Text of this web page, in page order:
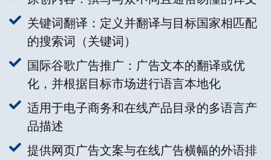
关键词翻译：定义并翻译与目标国家相匹配
的搜索词（关键词）
国际谷歌广告推广：广告文本的翻译或优
化，并根据目标市场进行语言本地化
适用于电子商务和在线产品目录的多语言产
品描述
提供网页广告文案与在线广告横幅的外语排